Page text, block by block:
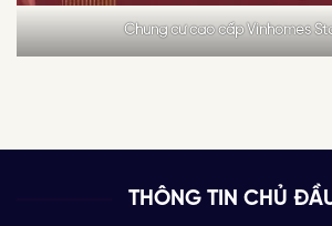
Chung cư cao cấp Vinhomes
THÔNG TIN CHỦ